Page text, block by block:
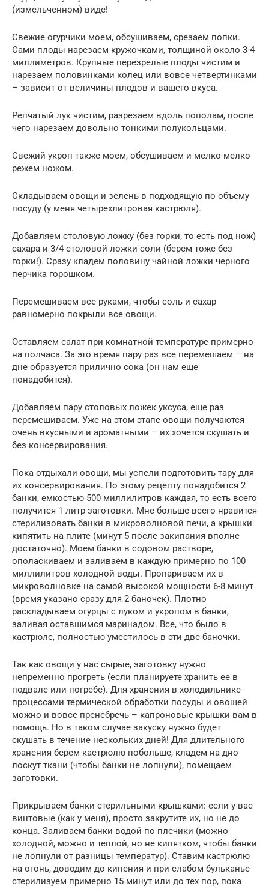
(измельченном) виде!
Свежие огурчики моем, обсушиваем, срезаем попки.
Сами плоды нарезаем кружочками, толщиной около 3-4
миллиметров. Крупные перезрелые плоды чистим и
нарезаем половинками колец или вовсе четвертинками
– зависит от величины плодов и вашего вкуса.
Репчатый лук чистим, разрезаем вдоль пополам, после
чего нарезаем довольно тонкими полукольцами.
Свежий укроп также моем, обсушиваем и мелко-мелко
режем ножом.
Складываем овощи и зелень в подходящую по объему
посуду (у меня четырехлитровая кастрюля).
Добавляем столовую ложку (без горки, то есть под нож)
сахара и 3/4 столовой ложки соли (берем тоже без
горки!). Сразу кладем половину чайной ложки черного
перчика горошком.
Перемешиваем все руками, чтобы соль и сахар
равномерно покрыли все овощи.
Оставляем салат при комнатной температуре примерно
на полчаса. За это время пару раз все перемешаем – на
дне образуется прилично сока (он нам еще
понадобится).
Добавляем пару столовых ложек уксуса, еще раз
перемешиваем. Уже на этом этапе овощи получаются
очень вкусными и ароматными – их хочется скушать и
без консервирования.
Пока отдыхали овощи, мы успели подготовить тару для
их консервирования. По этому рецепту понадобится 2
банки, емкостью 500 миллилитров каждая, то есть всего
получится 1 литр заготовки. Мне больше всего нравится
стерилизовать банки в микроволновой печи, а крышки
кипятить на плите (минут 5 после закипания вполне
достаточно). Моем банки в содовом растворе,
ополаскиваем и заливаем в каждую примерно по 100
миллилитров холодной воды. Пропариваем их в
микроволновке на самой высокой мощности 6-8 минут
(время указано сразу для 2 баночек). Плотно
раскладываем огурцы с луком и укропом в банки,
заливая оставшимся маринадом. Все, что было в
кастрюле, полностью уместилось в эти две баночки.
Так как овощи у нас сырые, заготовку нужно
непременно прогреть (если планируете хранить ее в
подвале или погребе). Для хранения в холодильнике
процессами термической обработки посуды и овощей
можно и вовсе пренебречь – капроновые крышки вам в
помощь. Но в таком случае закуску нужно будет
скушать в течение нескольких дней! Для длительного
хранения берем кастрюлю побольше, кладем на дно
лоскут ткани (чтобы банки не лопнули), помещаем
заготовки.
Прикрываем банки стерильными крышками: если у вас
винтовые (как у меня), просто закрутите их, но не до
конца. Заливаем банки водой по плечики (можно
холодной, можно и теплой, но не кипятком, чтобы банки
не лопнули от разницы температур). Ставим кастрюлю
на огонь, доводим до кипения и при слабом бульканье
стерилизуем примерно 15 минут или до тех пор, пока